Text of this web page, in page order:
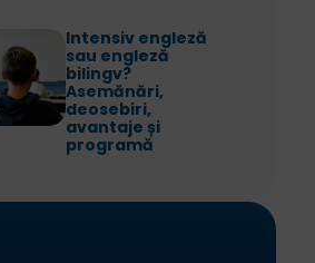
Intensiv engleză
sau engleză
bilingv?
Asemănări,
deosebiri,
avantaje și
programă